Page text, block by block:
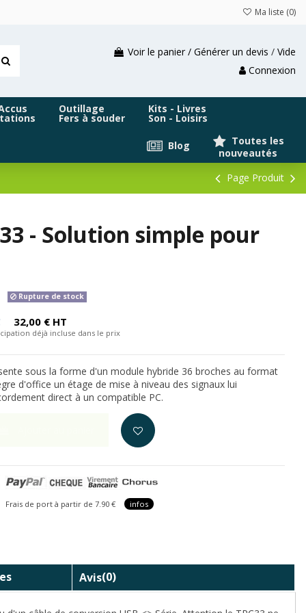
Ma liste (0)
Voir le panier / Générer un devis / Vide
Connexion
Outillage
Fers à souder
Kits - Livres
Son - Loisirs
Toutes les
nouveautés
Blog
Page Produit
- Solution simple pour
Rupture de stock
32,00 € HT
déjà incluse dans le prix
sous la forme d'un module hybride 36 broches au format
d'office un étage de mise à niveau des signaux lui
direct à un compatible PC.
de port à partir de 7.90 € infos
Avis(0)